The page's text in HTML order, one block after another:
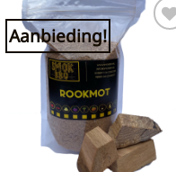
Aanbieding!
Toevoegen
verlanglijst